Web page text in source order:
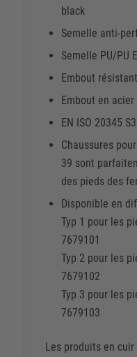
black
Semelle anti-
Semelle PU/PU
Embout
Embout en acier
EN ISO 20345
Chaussures
39 sont
des pieds des
Disponible en
Typ 1 pour les
7679101
Typ 2 pour les
7679102
Typ 3 pour les
7679103
Les produits en cuir